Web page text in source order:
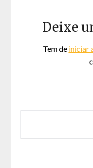
Deixe
Tem de iniciar